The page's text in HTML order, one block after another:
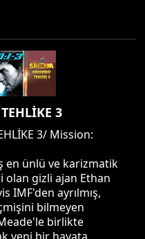
3
3/ Mission:
en ünlü ve karizmatik
olan gizli ajan Ethan
IMF'den ayrılmış,
bilmeyen
birlikte